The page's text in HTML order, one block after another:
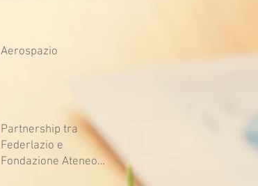
Aerospazio
Partnership tra
Federlazio e
Fondazione Ateneo